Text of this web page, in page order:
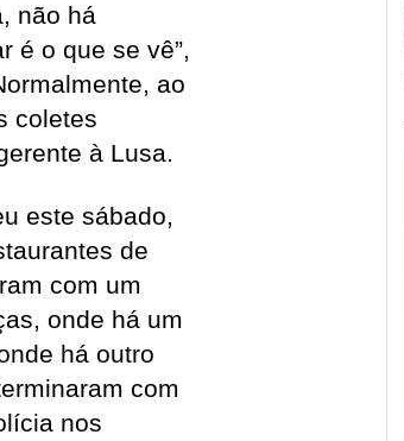
não há
é o que se vê”,
ao
coletes
à Lusa.
este sábado,
de
com um
onde há um
há outro
com
nos